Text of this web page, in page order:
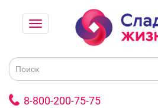
8-800-200-75-75